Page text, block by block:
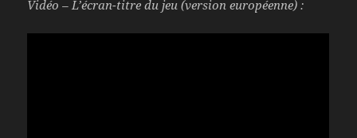
Vidéo – L’écran-titre du jeu (version européenne) :